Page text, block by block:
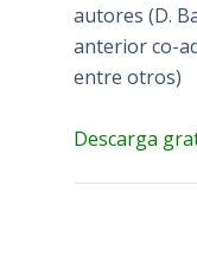
autores (D.
anterior co-
entre otros)
Descarga